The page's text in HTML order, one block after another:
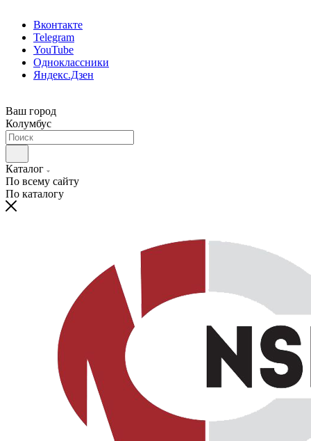
Вконтакте
Telegram
YouTube
Одноклассники
Яндекс.Дзен
Ваш город
Колумбус
Каталог
По всему сайту
По каталогу